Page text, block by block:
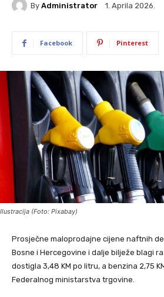
By Administrator 1. Aprila 2026.
Facebook Pinterest
Ilustracija (Foto: Pixabay)
Prosječne maloprodajne cijene naftnih
Bosne i Hercegovine i dalje bilježe blagi
dostigla 3,48 KM po litru, a benzina 2,75
Federalnog ministarstva trgovine.